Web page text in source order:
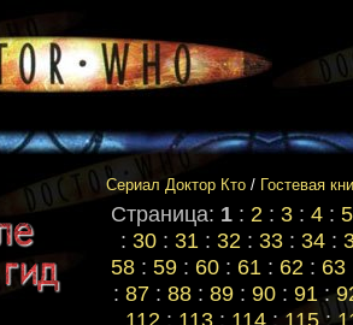
Сериал Доктор Кто / Гостевая
Страница: 1 : 2 : 3 : 4 : 5
: 30: 31 : 32 : 33: 34:
58 : 59 : 60 : 61 : 62 : 63
: 87: 88: 89: 90: 91 :
112 : 113: 114: 115: